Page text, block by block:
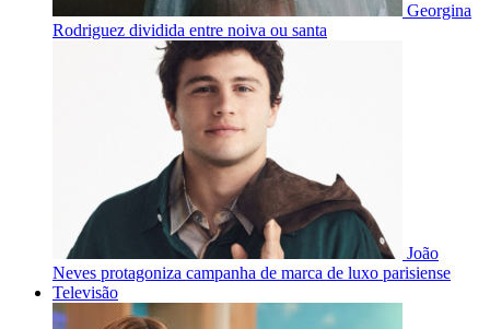
Georgina
Rodriguez dividida entre noiva ou santa
João
Neves protagoniza campanha de marca de luxo parisiense
Televisão